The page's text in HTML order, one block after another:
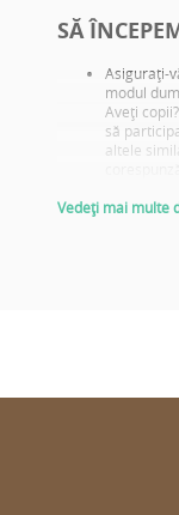
SĂ
Asiguraţi-
modul
Aveţi
să
altele
rasei şi
din
Vedeți mai multe